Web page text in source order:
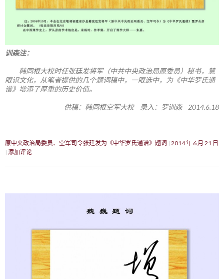
训森注：
韩同根大校时任张廷发将军（中共中央政治局原委员）秘书，慧
眼识文化，从笔者提供的几个题词稿中，一眼选中，为《中华罗氏通
谱》增添了厚重的历史价值。
供稿：韩同根空军大校 录入：罗训森 2014.6.18
原中央政治局委员、空军司令张廷发为《中华罗氏通谱》题词 2014 年 6 月 21 日
添加评论